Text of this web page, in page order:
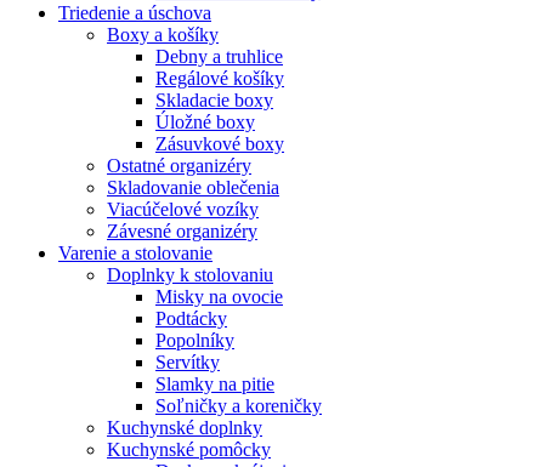
Triedenie a úschova
Boxy a košíky
Debny a truhlice
Regálové košíky
Skladacie boxy
Úložné boxy
Zásuvkové boxy
Ostatné organizéry
Skladovanie oblečenia
Viacúčelové vozíky
Závesné organizéry
Varenie a stolovanie
Doplnky k stolovaniu
Misky na ovocie
Podtácky
Popolníky
Servítky
Slamky na pitie
Soľničky a koreničky
Kuchynské doplnky
Kuchynské pomôcky